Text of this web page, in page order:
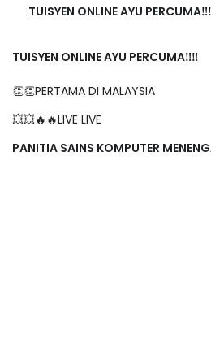
TUISYEN ONLINE AYU
TUISYEN ONLINE AYU PERCUMA‼️‼️
👏👏PERTAMA DI MALAYSIA
💥💥🔥🔥LIVE LIVE
PANITIA SAINS KOMPUTER